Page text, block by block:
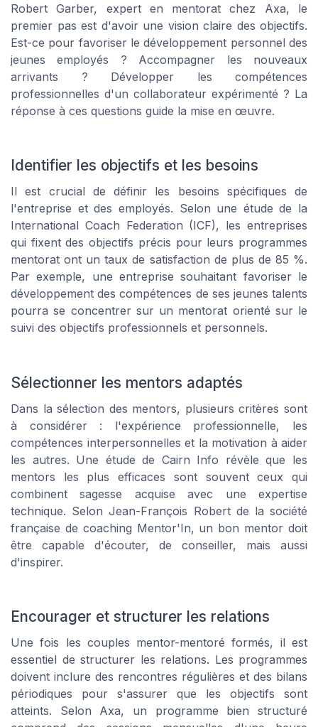
Robert Garber, expert en mentorat chez Axa, le
premier pas est d'avoir une vision claire des objectifs.
Est-ce pour favoriser le développement personnel des
jeunes employés ? Accompagner les nouveaux
arrivants ? Développer les compétences
professionnelles d'un collaborateur expérimenté ? La
réponse à ces questions guide la mise en œuvre.
Identifier les objectifs et les besoins
Il est crucial de définir les besoins spécifiques de
l'entreprise et des employés. Selon une étude de la
International Coach Federation (ICF), les entreprises
qui fixent des objectifs précis pour leurs programmes
mentorat ont un taux de satisfaction de plus de 85 %.
Par exemple, une entreprise souhaitant favoriser le
développement des compétences de ses jeunes talents
pourra se concentrer sur un mentorat orienté sur le
suivi des objectifs professionnels et personnels.
Sélectionner les mentors adaptés
Dans la sélection des mentors, plusieurs critères sont
à considérer : l'expérience professionnelle, les
compétences interpersonnelles et la motivation à aider
les autres. Une étude de Cairn Info révèle que les
mentors les plus efficaces sont souvent ceux qui
combinent sagesse acquise avec une expertise
technique. Selon Jean-François Robert de la société
française de coaching Mentor'In, un bon mentor doit
être capable d'écouter, de conseiller, mais aussi
d'inspirer.
Encourager et structurer les relations
Une fois les couples mentor-mentoré formés, il est
essentiel de structurer les relations. Les programmes
doivent inclure des rencontres régulières et des bilans
périodiques pour s'assurer que les objectifs sont
atteints. Selon Axa, un programme bien structuré